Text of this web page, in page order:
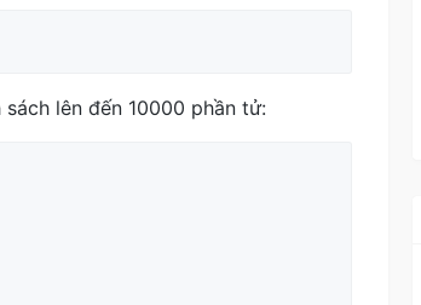
lên đến 10000 phần tử: